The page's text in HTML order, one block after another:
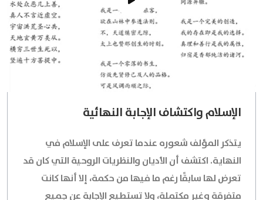
الإسلام واكتشاف الإجابة النهائية
يتذكر المؤلف شعوره عندما تعرف على الإسلام في
النهاية. اكتشف أن الأديان والنظريات الروحية التي كان قد
تعرض لها سابقًا رغم ما فيها من حكمة، إلا أنها كانت
متفرقة وغير مكتملة، ولا تستطيع الإجابة عن جميع